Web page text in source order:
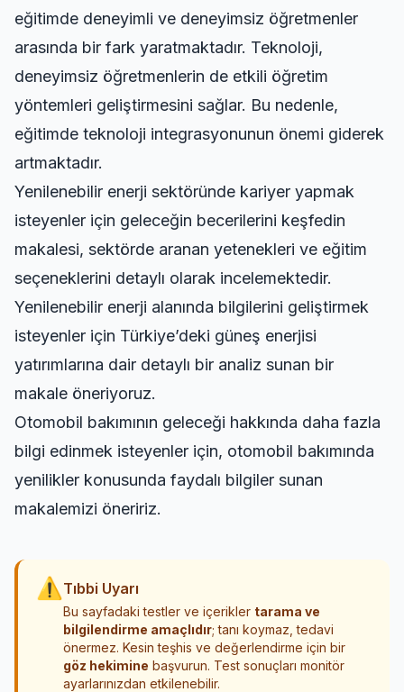
eğitimde deneyimli ve deneyimsiz öğretmenler
arasında bir fark yaratmaktadır. Teknoloji,
deneyimsiz öğretmenlerin de etkili öğretim
yöntemleri geliştirmesini sağlar. Bu nedenle,
eğitimde teknoloji integrasyonunun önemi giderek
artmaktadır.
Yenilenebilir enerji sektöründe kariyer yapmak
isteyenler için geleceğin becerilerini keşfedin
makalesi, sektörde aranan yetenekleri ve eğitim
seçeneklerini detaylı olarak incelemektedir.
Yenilenebilir enerji alanında bilgilerini geliştirmek
isteyenler için Türkiye’deki güneş enerjisi
yatırımlarına dair detaylı bir analiz sunan bir
makale öneriyoruz.
Otomobil bakımının geleceği hakkında daha fazla
bilgi edinmek isteyenler için, otomobil bakımında
yenilikler konusunda faydalı bilgiler sunan
makalemizi öneririz.
⚠ Tıbbi Uyarı
Bu sayfadaki testler ve içerikler tarama ve
bilgilendirme amaçlıdır; tanı koymaz, tedavi
önermez. Kesin teşhis ve değerlendirme için bir
göz hekimine başvurun. Test sonuçları monitör
ayarlarınızdan etkilenebilir.